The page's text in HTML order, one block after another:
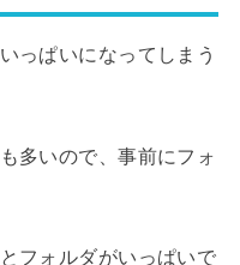
っぱいになってしまう
多いので、事前にフォ
フォルダがいっぱいで